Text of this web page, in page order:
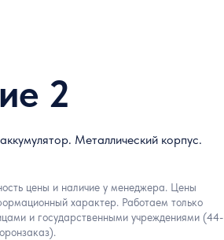
2
Металлический корпус.
цены и наличие у менеджера. Цены
характер. Работаем только
и государственными учреждениями (44-